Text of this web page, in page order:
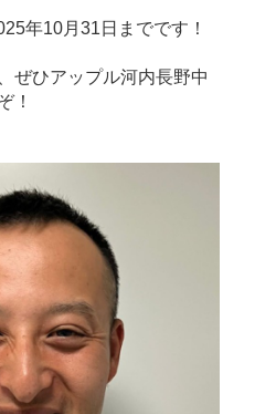
年10月31日までです！
ぜひアップル河内長野中
！